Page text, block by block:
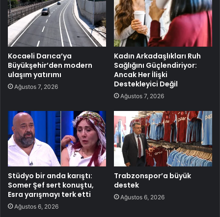
Kocaeli Darıca’ya
Büyükşehir’den modern
ulaşım yatırımı
Ağustos 7, 2026
Kadın Arkadaşlıkları Ruh
Sağlığını Güçlendiriyor:
Ancak Her İlişki
Destekleyici Değil
Ağustos 7, 2026
Stüdyo bir anda karıştı:
Somer Şef sert konuştu,
Esra yarışmayı terk etti
Ağustos 6, 2026
Trabzonspor’a büyük
destek
Ağustos 6, 2026